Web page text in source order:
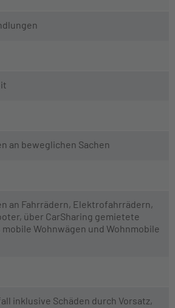
an beweglichen Sachen
an Fahrrädern, Elektrofahrrädern,
über CarSharing gemietete
Wohnwägen und Wohnmobile
inklusive Schäden durch Vorsatz,